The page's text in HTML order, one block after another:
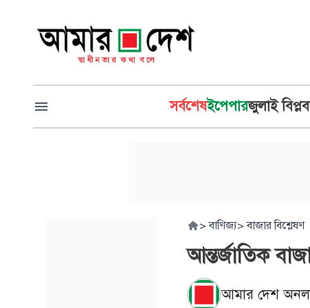
সর্বশেষইপেপারজুলাই বিপ্লব
> বাণিজ্য> বাজার বিশ্লেষণ
আন্তর্জাতিক
আমার দেশ